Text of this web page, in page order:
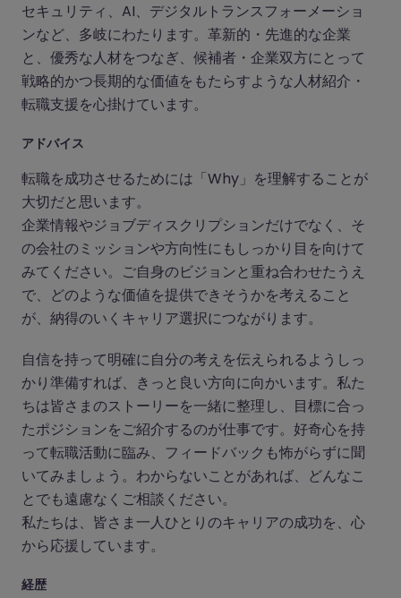
セキュリティ、AI、デジタルトランスフォーメーショ
ンなど、多岐にわたります。革新的・先進的な企業
と、優秀な人材をつなぎ、候補者・企業双方にとって
戦略的かつ長期的な価値をもたらすような人材紹介・
転職支援を心掛けています。
アドバイス
転職を成功させるためには「Why」を理解することが
大切だと思います。
企業情報やジョブディスクリプションだけでなく、そ
の会社のミッションや方向性にもしっかり目を向けて
みてください。ご自身のビジョンと重ね合わせたうえ
で、どのような価値を提供できそうかを考えること
が、納得のいくキャリア選択につながります。
自信を持って明確に自分の考えを伝えられるようしっ
かり準備すれば、きっと良い方向に向かいます。私た
ちは皆さまのストーリーを一緒に整理し、目標に合っ
たポジションをご紹介するのが仕事です。好奇心を持
って転職活動に臨み、フィードバックも怖がらずに聞
いてみましょう。わからないことがあれば、どんなこ
とでも遠慮なくご相談ください。
私たちは、皆さま一人ひとりのキャリアの成功を、心
から応援しています。
経歴